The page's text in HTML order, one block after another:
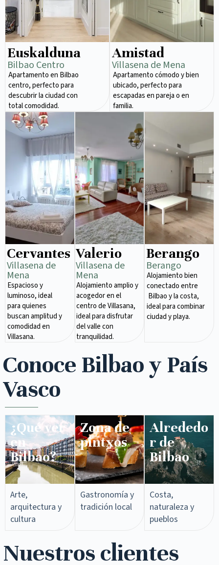
Euskalduna
Bilbao Centro
Apartamento en Bilbao
centro, perfecto para
descubrir la ciudad con
total comodidad.
Amistad
Villasena de Mena
Apartamento cómodo y bien
ubicado, perfecto para
escapadas en pareja o en
familia.
Cervantes
Villasena de
Mena​
Espacioso y
luminoso, ideal
para quienes
buscan amplitud y
comodidad en
Villasana.
Valerio
Villasena de
Mena​
Alojamiento amplio y
acogedor en el
centro de Villasana,
ideal para disfrutar
del valle con
tranquilidad.
Berango
Berango
Alojamiento bien
conectado entre
Bilbao y la costa,
ideal para combinar
ciudad y playa.
Conoce Bilbao y País
Vasco
¿Qué ver
en
Bilbao?
Arte,
arquitectura y
cultura
Zona de
pintxos​
Gastronomía y
tradición local
Alrededo
r de
Bilbao
Costa,
naturaleza y
pueblos
Nuestros clientes